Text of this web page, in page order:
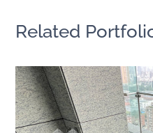
Related
陽台新風景｜
時光